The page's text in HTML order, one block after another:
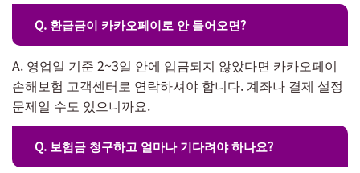
Q. 환급금이 카카오페이로 안 들어오면?
A. 영업일 기준 2~3일 안에 입금되지 않았다면 카카오페이
손해보험 고객센터로 연락하셔야 합니다. 계좌나 결제 설정
문제일 수도 있으니까요.
Q. 보험금 청구하고 얼마나 기다려야 하나요?